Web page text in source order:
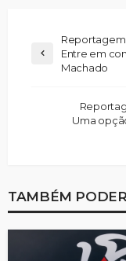
Reportagem
Entre em
Machado
Uma
TAMBÉM